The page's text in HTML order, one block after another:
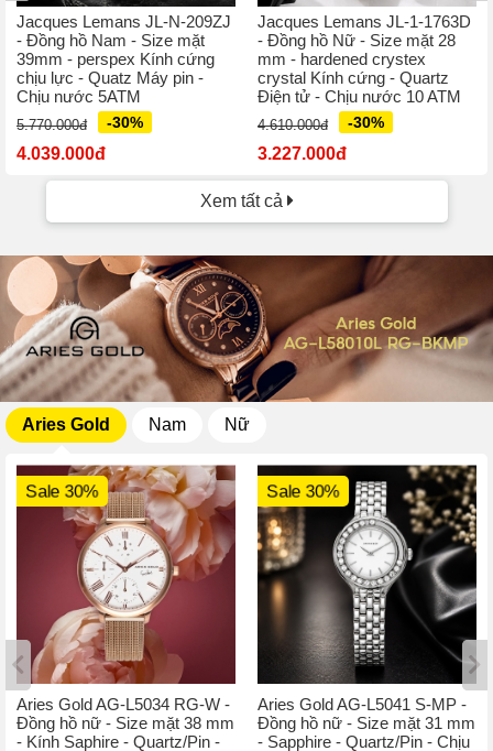
Jacques Lemans JL-N-209ZJ
- Đồng hồ Nam - Size mặt
39mm - perspex Kính cứng
chịu lực - Quatz Máy pin -
Chịu nước 5ATM
5.770.000đ -30%
4.039.000đ
Jacques Lemans JL-1-1763D
- Đồng hồ Nữ - Size mặt 28
mm - hardened crystex
crystal Kính cứng - Quartz
Điện tử - Chịu nước 10 ATM
4.610.000đ -30%
3.227.000đ
Xem tất cả
Aries Gold Nam Nữ
Sale 30%
Aries Gold AG-L5034 RG-W -
Đồng hồ nữ - Size mặt 38 mm
- Kính Saphire - Quartz/Pin -
Sale 30%
Aries Gold AG-L5041 S-MP -
Đồng hồ nữ - Size mặt 31 mm
- Sapphire - Quartz/Pin - Chịu